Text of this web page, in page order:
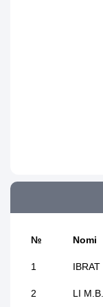
№ Nomi
1
2 LI